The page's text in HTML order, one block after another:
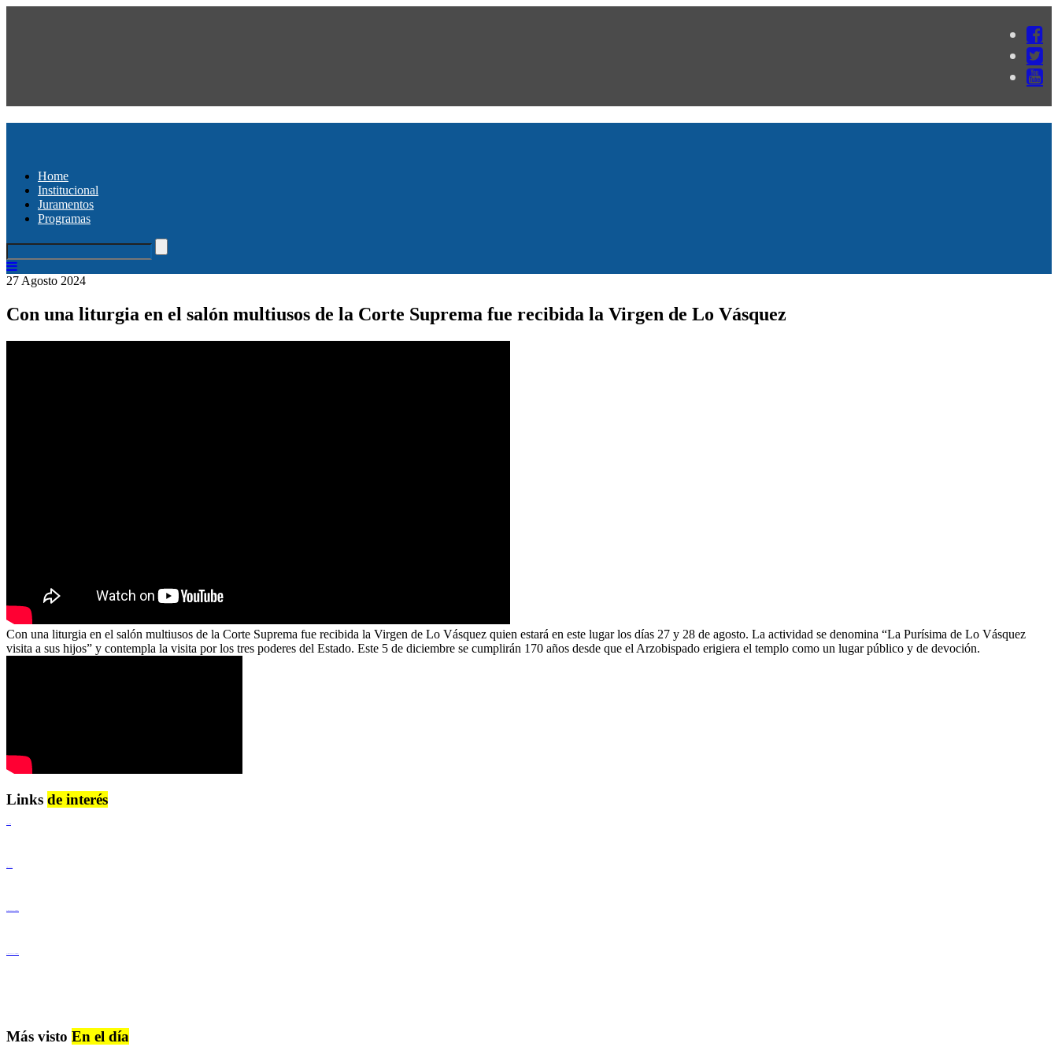
Home
Institucional
Juramentos
Programas
27 Agosto 2024
Con una liturgia en el salón multiusos de la Corte Suprema fue recibida la Virgen de Lo Vásquez
Con una liturgia en el salón multiusos de la Corte Suprema fue recibida la Virgen de Lo Vásquez quien estará en este lugar los días 27 y 28 de agosto. La actividad se denomina “La Purísima de Lo Vásquez
visita a sus hijos” y contempla la visita por los tres poderes del Estado. Este 5 de diciembre se cumplirán 170 años desde que el Arzobispado erigiera el templo como un lugar público y de devoción.
Links de interés
Más visto En el día